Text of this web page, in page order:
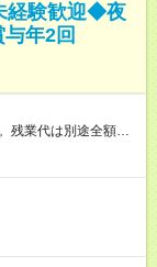
経験歓迎◆夜
年2回
残業代は別途全額支
変動します。 ※想定
あり ※賞与年2回支給